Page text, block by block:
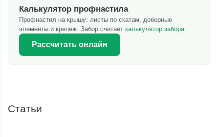
Калькулятор профнастила
Профнастил на крышу: листы по скатам, доборные
элементы и крепёж. Забор считает калькулятор забора.
Рассчитать онлайн
Статьи